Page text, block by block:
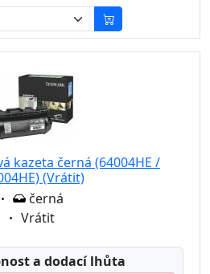
kazeta černá (64004HE /
(Vrátit)
Eigenschaft:
černá
Eigenschaft:
Vrátit
a dodací lhůta